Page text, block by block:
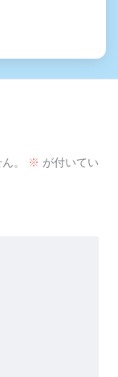
。 ※ が付いてい